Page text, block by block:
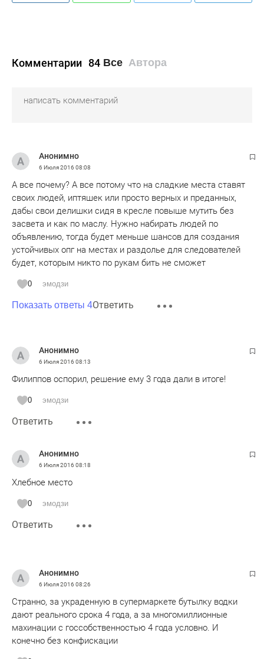
Комментарии 84 Все Автора
Анонимно
6 Июля 2016 08:08
А все почему? А все потому что на сладкие места ставят
своих людей, иптяшек или просто верных и преданных,
дабы свои делишки сидя в кресле повыше мутить без
засвета и как по маслу. Нужно набирать людей по
объявлению, тогда будет меньше шансов для создания
устойчивых опг на местах и раздолье для следователей
будет, которым никто по рукам бить не сможет
0 эмодзи
Показать ответы 4Ответить
Анонимно
6 Июля 2016 08:13
Филиппов оспорил, решение ему 3 года дали в итоге!
0 эмодзи
Ответить
Анонимно
6 Июля 2016 08:18
Хлебное место
0 эмодзи
Ответить
Анонимно
6 Июля 2016 08:26
Странно, за украденную в супермаркете бутылку водки
дают реального срока 4 года, а за многомиллионные
махинации с госсобственностью 4 года условно. И
конечно без конфискации